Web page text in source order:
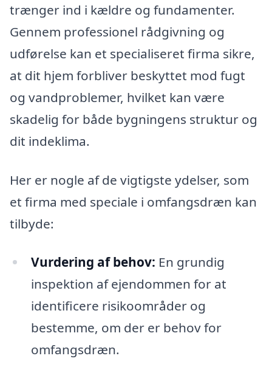
trænger ind i kældre og fundamenter.
Gennem professionel rådgivning og
udførelse kan et specialiseret firma sikre,
at dit hjem forbliver beskyttet mod fugt
og vandproblemer, hvilket kan være
skadelig for både bygningens struktur og
dit indeklima.
Her er nogle af de vigtigste ydelser, som
et firma med speciale i omfangsdræn kan
tilbyde:
Vurdering af behov: En grundig
inspektion af ejendommen for at
identificere risikoområder og
bestemme, om der er behov for
omfangsdræn.